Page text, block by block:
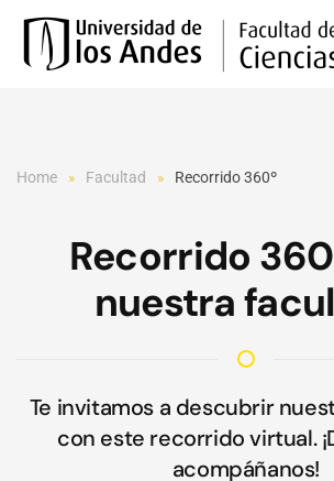
Skip to main content
Home Facultad Recorrido 360º
Recorrido
nuestra
Te invitamos a descubrir
con este recorrido virtual.
acompáñanos!